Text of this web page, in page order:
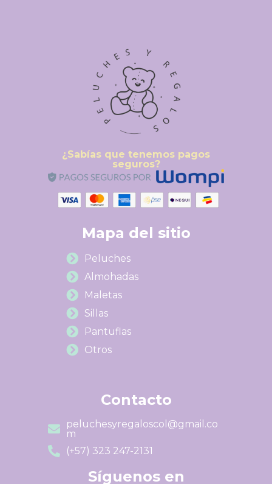
¿Sabías que tenemos pagos
seguros?
Mapa del sitio
Peluches
Almohadas
Maletas
Sillas
Pantuflas
Otros
Contacto
peluchesyregaloscol@gmail.co
m
(+57) 323 247-2131
Síguenos en